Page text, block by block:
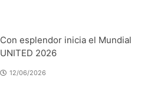
Con esplendor inicia el Mundial
UNITED 2026
12/06/2026